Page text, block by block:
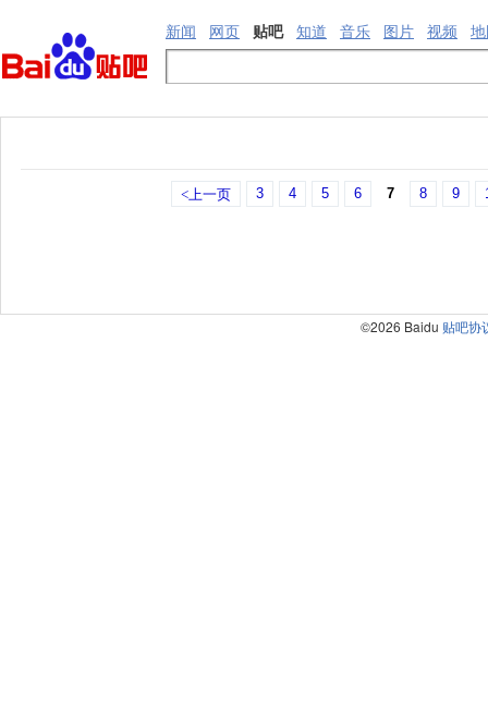
新闻 网页 贴吧 知道 音乐 图片 视频
<上一页 3 4 5 6 7 8 9
©2026 Baidu 贴吧协